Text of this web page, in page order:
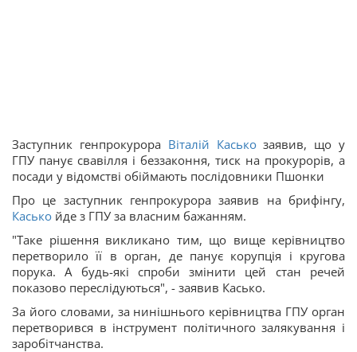
Заступник генпрокурора Віталій Каськозаявив, що у
ГПУ панує свавілля і беззаконня, тиск на прокурорів, а
посади у відомстві обіймають послідовники Пшонки
Про це заступник генпрокурора заявив на брифінгу,
Касько йде з ГПУ за власним бажанням.
"Таке рішення викликано тим, що вище керівництво
перетворило її в орган, де панує корупція і кругова
порука. А будь-які спроби змінити цей стан речей
показово переслідуються", - заявив Касько.
За його словами, за нинішнього керівництва ГПУ орган
перетворився в інструмент політичного залякування і
заробітчанства.